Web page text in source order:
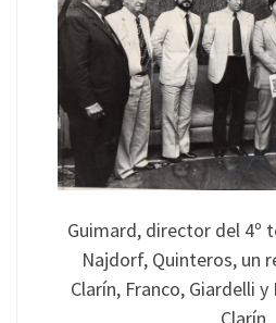
Guimard, director del 4º
Najdorf, Quinteros, un
Clarín, Franco, Giardelli
Clarín